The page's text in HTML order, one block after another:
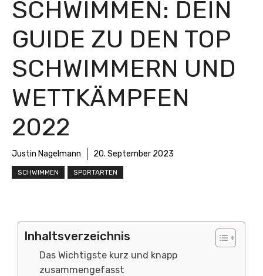
SCHWIMMEN: DEIN
GUIDE ZU DEN TOP
SCHWIMMERN UND
WETTKÄMPFEN
2022
Justin Nagelmann 20. September 2023
SCHWIMMEN SPORTARTEN
Inhaltsverzeichnis
Das Wichtigste kurz und knapp
zusammengefasst